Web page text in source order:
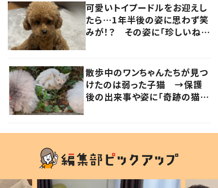
可愛いトイプードルをお迎えし
たら…1年半後の姿に思わず笑
みが！？ その姿に「珍しいね」
散歩中のワンちゃんたちが見つ
けたのは弱った子猫 →保護
後の出来事や姿に「奇跡の猫ち